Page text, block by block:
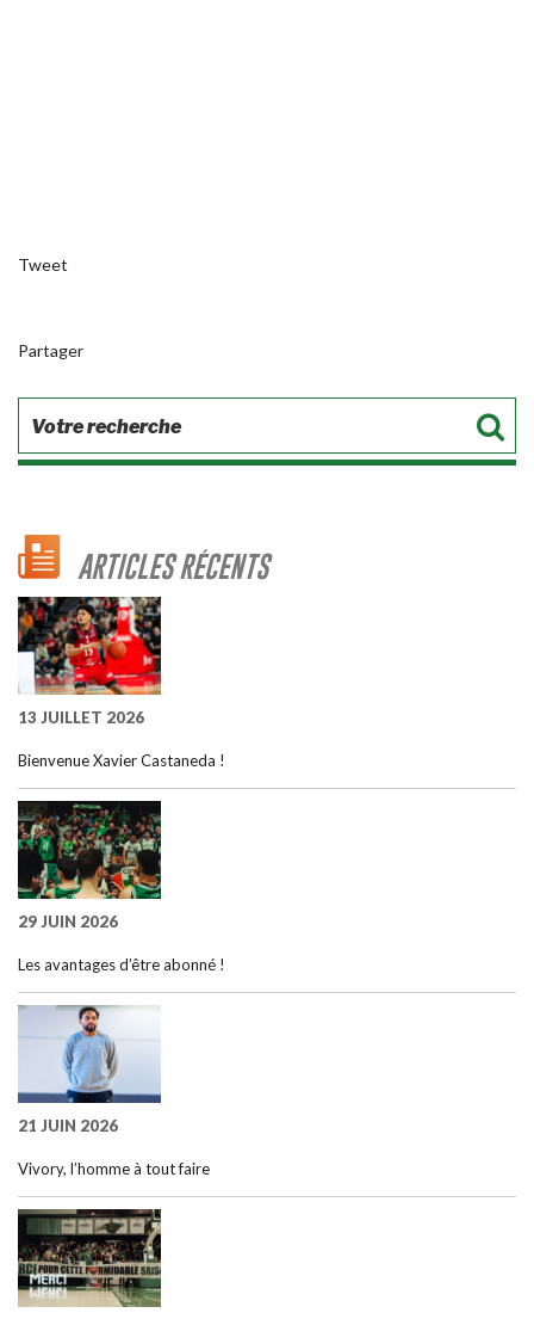
Tweet
Partager
ARTICLES RÉCENTS
13 JUILLET 2026
Bienvenue Xavier Castaneda !
29 JUIN 2026
Les avantages d’être abonné !
21 JUIN 2026
Vivory, l’homme à tout faire